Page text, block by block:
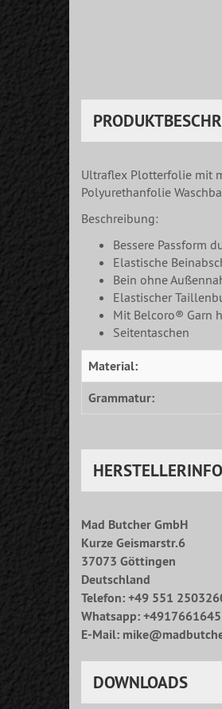
Ultraflex Plotterfolie mit
Polyurethanfolie
Beschreibung:
Bessere Passform
Elastische
Bein ohne
Elastischer
Mit Belcoro® Garn
Seitentaschen
Material:
Grammatur:
Mad Butcher GmbH
Kurze Geismarstr.6
37073 Göttingen
Deutschland
Telefon: +49 551
Whatsapp:
E-Mail:
DOWNLOADS